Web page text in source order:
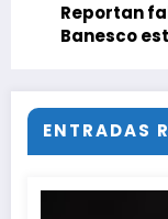
Reportan
Banesco
ENTRADAS